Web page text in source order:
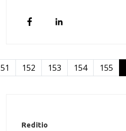
Oldalszámozás
152 153 154 155
Reditio